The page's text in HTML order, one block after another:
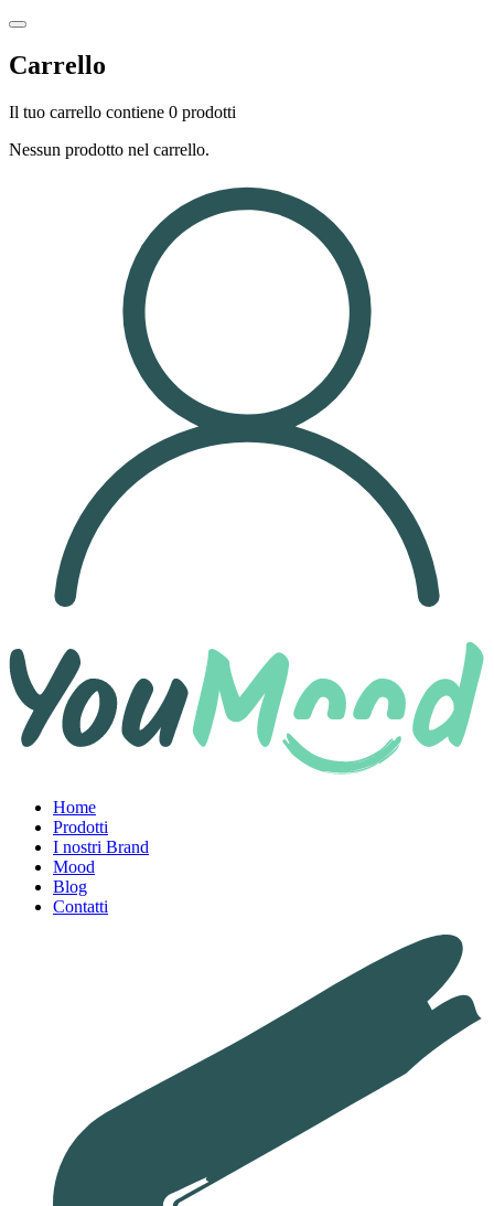
Carrello
Il tuo carrello contiene 0 prodotti
Nessun prodotto nel carrello.
Home
Prodotti
I nostri Brand
Mood
Blog
Contatti